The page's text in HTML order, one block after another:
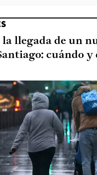
llegada de un
cuándo y